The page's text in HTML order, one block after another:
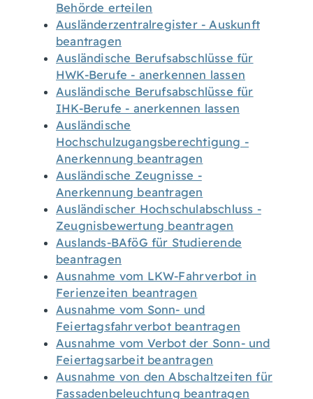
Behörde erteilen
Ausländerzentralregister - Auskunft
beantragen
Ausländische Berufsabschlüsse für
HWK-Berufe - anerkennen lassen
Ausländische Berufsabschlüsse für
IHK-Berufe - anerkennen lassen
Ausländische
Hochschulzugangsberechtigung -
Anerkennung beantragen
Ausländische Zeugnisse -
Anerkennung beantragen
Ausländischer Hochschulabschluss -
Zeugnisbewertung beantragen
Auslands-BAföG für Studierende
beantragen
Ausnahme vom LKW-Fahrverbot in
Ferienzeiten beantragen
Ausnahme vom Sonn- und
Feiertagsfahrverbot beantragen
Ausnahme vom Verbot der Sonn- und
Feiertagsarbeit beantragen
Ausnahme von den Abschaltzeiten für
Fassadenbeleuchtung beantragen